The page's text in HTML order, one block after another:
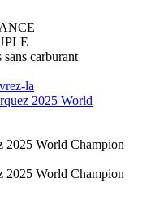
sans carburant
la
2025 World
2025 World Champion
2025 World Champion